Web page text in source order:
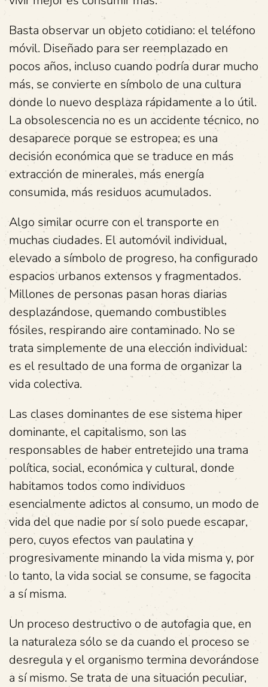
Basta observar un objeto cotidiano: el teléfono
móvil. Diseñado para ser reemplazado en
pocos años, incluso cuando podría durar mucho
más, se convierte en símbolo de una cultura
donde lo nuevo desplaza rápidamente a lo útil.
La obsolescencia no es un accidente técnico, no
desaparece porque se estropea; es una
decisión económica que se traduce en más
extracción de minerales, más energía
consumida, más residuos acumulados.
Algo similar ocurre con el transporte en
muchas ciudades. El automóvil individual,
elevado a símbolo de progreso, ha configurado
espacios urbanos extensos y fragmentados.
Millones de personas pasan horas diarias
desplazándose, quemando combustibles
fósiles, respirando aire contaminado. No se
trata simplemente de una elección individual:
es el resultado de una forma de organizar la
vida colectiva.
Las clases dominantes de ese sistema hiper
dominante, el capitalismo, son las
responsables de haber entretejido una trama
política, social, económica y cultural, donde
habitamos todos como individuos
esencialmente adictos al consumo, un modo de
vida del que nadie por sí solo puede escapar,
pero, cuyos efectos van paulatina y
progresivamente minando la vida misma y, por
lo tanto, la vida social se consume, se fagocita
a sí misma.
Un proceso destructivo o de autofagia que, en
la naturaleza sólo se da cuando el proceso se
desregula y el organismo termina devorándose
a sí mismo. Se trata de una situación peculiar,